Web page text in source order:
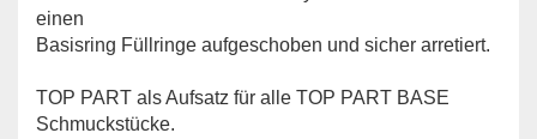
einen
Basisring Füllringe aufgeschoben und sicher arretiert.
TOP PART ​als Aufsatz für alle TOP PART BASE
Schmuckstücke.